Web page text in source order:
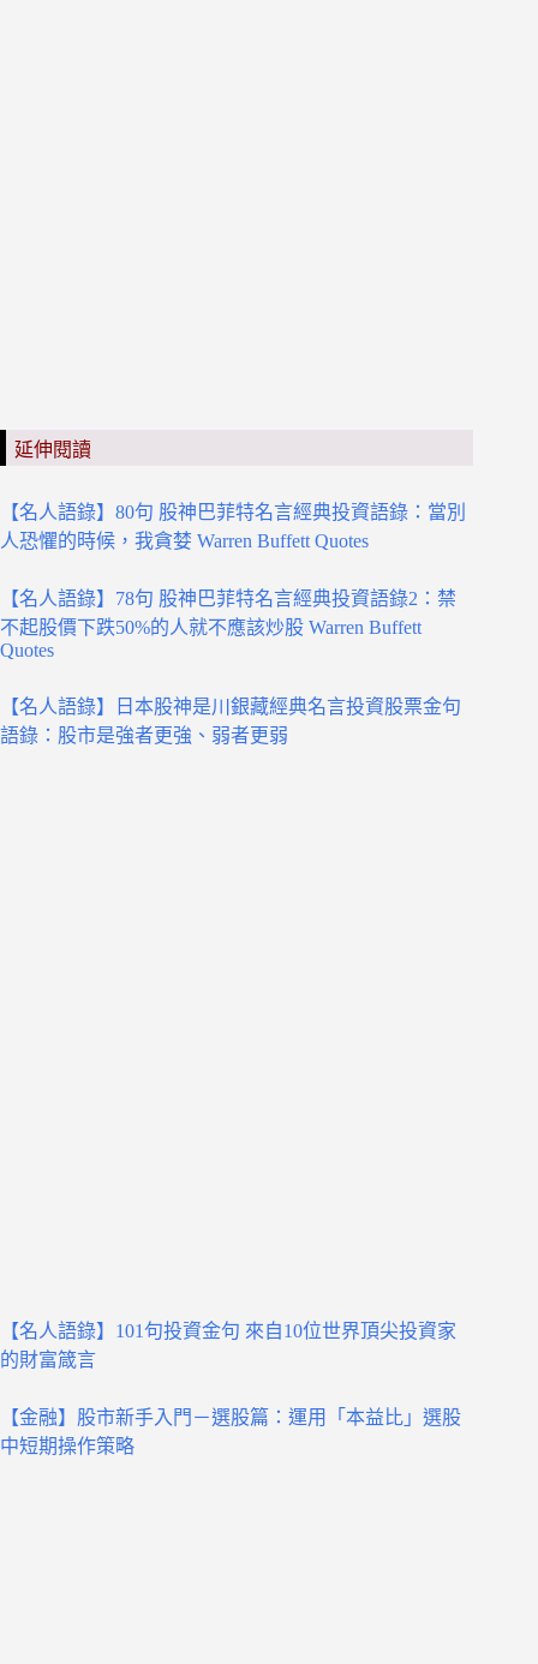
延伸閱讀
【名人語錄】80句 股神巴菲特名言經典投資語錄：當別
人恐懼的時候，我貪婪 Warren Buffett Quotes
【名人語錄】78句 股神巴菲特名言經典投資語錄2：禁
不起股價下跌50%的人就不應該炒股 Warren Buffett
Quotes
【名人語錄】日本股神是川銀藏經典名言投資股票金句
語錄：股市是強者更強、弱者更弱
【名人語錄】101句投資金句 來自10位世界頂尖投資家
的財富箴言
【金融】股市新手入門－選股篇：運用「本益比」選股
中短期操作策略